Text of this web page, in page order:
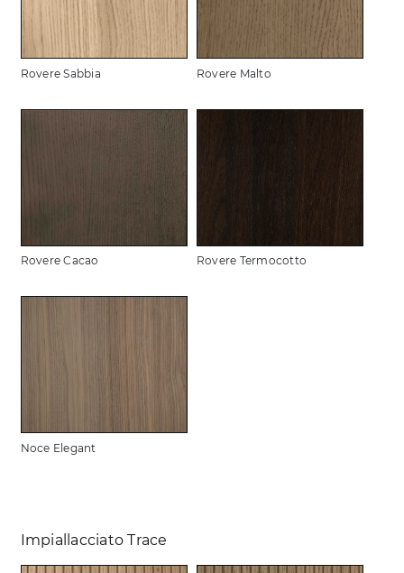
Rovere Sabbia Rovere Malto
Rovere Cacao Rovere Termocotto
Noce Elegant
Impiallacciato Trace